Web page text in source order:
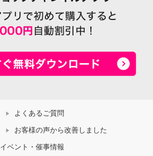
よくあるご質問
お客様の声から改善しました
イベント・催事情報